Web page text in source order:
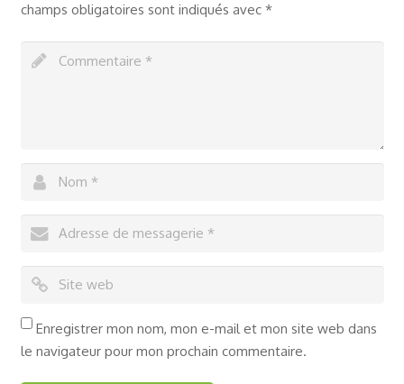
champs obligatoires sont indiqués avec *
Enregistrer mon nom, mon e-mail et mon site web dans
le navigateur pour mon prochain commentaire.